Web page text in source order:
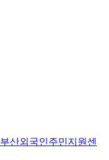
부산외국인주민지원센